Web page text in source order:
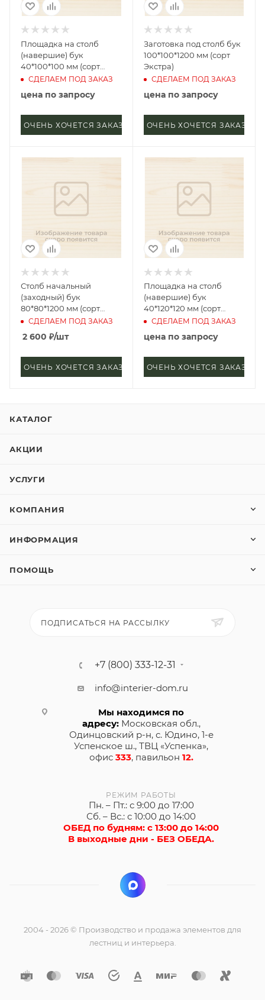
Площадка на столб
(навершие) бук
40*100*100 мм (сорт
Экстра) прямая
СДЕЛАЕМ ПОД ЗАКАЗ
цена по запросу
ОЧЕНЬ ХОЧЕТСЯ ЗАКАЗАТЬ
Заготовка под столб бук
100*100*1200 мм (сорт
Экстра)
СДЕЛАЕМ ПОД ЗАКАЗ
цена по запросу
ОЧЕНЬ ХОЧЕТСЯ ЗАКАЗАТЬ
Столб начальный
(заходный) бук
80*80*1200 мм (сорт
Экстра) прямая
СДЕЛАЕМ ПОД ЗАКАЗ
2 600 ₽/шт
ОЧЕНЬ ХОЧЕТСЯ ЗАКАЗАТЬ
Площадка на столб
(навершие) бук
40*120*120 мм (сорт
Экстра) прямая
СДЕЛАЕМ ПОД ЗАКАЗ
цена по запросу
ОЧЕНЬ ХОЧЕТСЯ ЗАКАЗАТЬ
КАТАЛОГ
АКЦИИ
УСЛУГИ
КОМПАНИЯ
ИНФОРМАЦИЯ
ПОМОЩЬ
ПОДПИСАТЬСЯ НА РАССЫЛКУ
+7 (800) 333-12-31
info@interier-dom.ru
Мы находимся по
адресу:Московская обл.,
Одинцовский р-н, с. Юдино, 1-е
Успенское ш., ТВЦ «Успенка»,
офис 333, павильон 12.
РЕЖИМ РАБОТЫ
Пн. – Пт.: с 9:00 до 17:00
Сб. – Вс.: с 10:00 до 14:00
ОБЕД по будням: с 13:00 до 14:00
В выходные дни - БЕЗ ОБЕДА.
2004 - 2026 © Производство и продажа элементов для
лестниц и интерьера.